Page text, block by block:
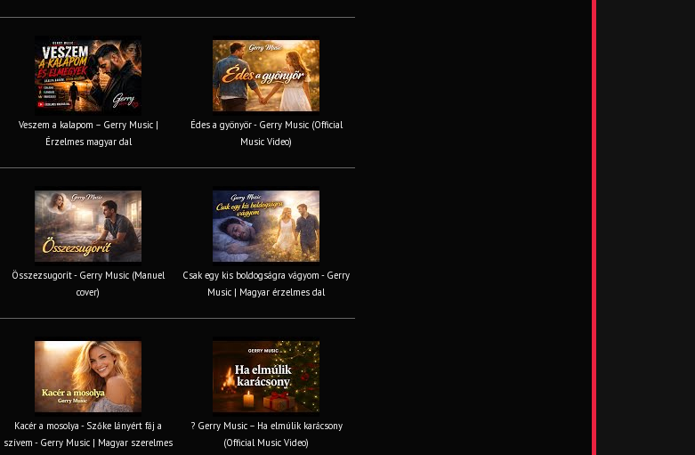
Veszem a kalapom – Gerry Music |
Érzelmes magyar dal
Édes a gyönyör - Gerry Music (Official
Music Video)
Összezsugorít - Gerry Music (Manuel
cover)
Csak egy kis boldogságra vágyom - Gerry
Music | Magyar érzelmes dal
Kacér a mosolya - Szőke lányért fáj a
szívem - Gerry Music | Magyar szerelmes
? Gerry Music – Ha elmúlik karácsony
(Official Music Video)